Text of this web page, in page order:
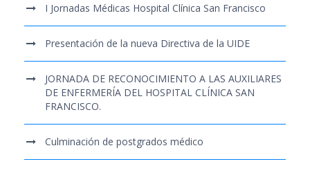
I Jornadas Médicas Hospital Clínica San Francisco
Presentación de la nueva Directiva de la UIDE
JORNADA DE RECONOCIMIENTO A LAS AUXILIARES
DE ENFERMERÍA DEL HOSPITAL CLÍNICA SAN
FRANCISCO.
Culminación de postgrados médico